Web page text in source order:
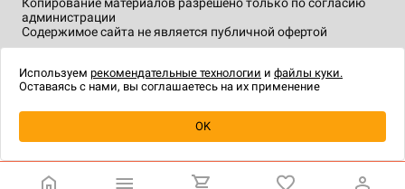
Купить| 3 000 ₽
Копирование материалов разрешено только по согласию
администрации
Содержимое сайта не является публичной офертой
технологии.
Используем рекомендательные технологии и файлы куки.
Оставаясь с нами, вы соглашаетесь на их применение
OK